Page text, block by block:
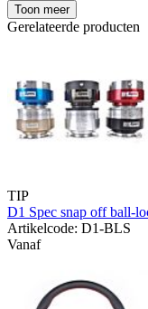
Toon meer
Gerelateerde producten
TIP
D1 Spec snap off ball-
Artikelcode: D1-BLS
Vanaf